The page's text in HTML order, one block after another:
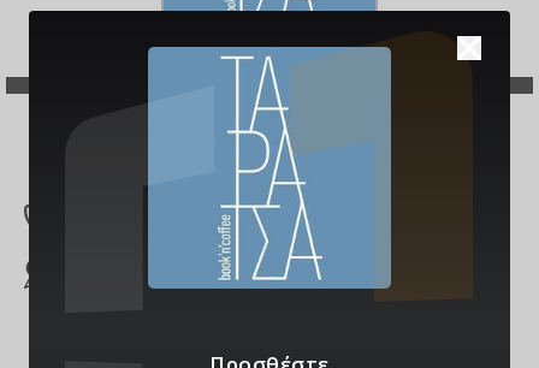
Ταράτσα book'n'coffee
Βλέπουν τώρα:
Αίνου 34-50, Αλεξα
νδρούπολη